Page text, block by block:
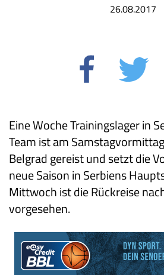
26.08.2017
Eine Woche Trainingslager in
Team ist am
Belgrad gereist und setzt die
neue Saison in Serbiens
Mittwoch ist die Rückreise
vorgesehen.